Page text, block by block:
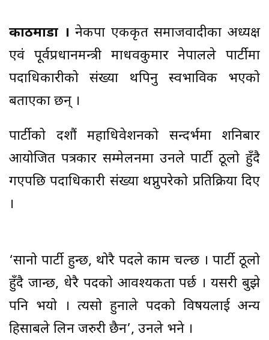
काठमाडौं । नेकपा एकीकृत समाजवादीका अध्यक्ष
एवं पूर्वप्रधानमन्त्री माधवकुमार नेपालले पार्टीमा
पदाधिकारीको संख्या थपिनु स्वभाविक भएको
बताएका छन् ।
पार्टीको दशौं महाधिवेशनको सन्दर्भमा शनिबार
आयोजित पत्रकार सम्मेलनमा उनले पार्टी ठूलो हुँदै
गएपछि पदाधिकारी संख्या थप्नुपरेको प्रतिक्रिया दिए
।
‘सानो पार्टी हुन्छ, थोरै पदले काम चल्छ । पार्टी ठूलो
हुँदै जान्छ, धेरै पदको आवश्यकता पर्छ । यसरी बुझे
पनि भयो । त्यसो हुनाले पदको विषयलाई अन्य
हिसाबले लिन जरुरी छैन’, उनले भने ।